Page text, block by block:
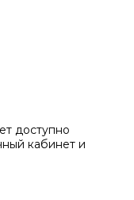
доступно
кабинет и